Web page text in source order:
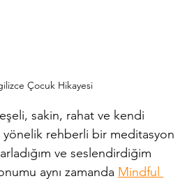
Çocuk Hikayesi
sakin, rahat ve kendi
yönelik rehberli bir meditasyon
ve seslendirdiğim
aynı zamanda Mindful